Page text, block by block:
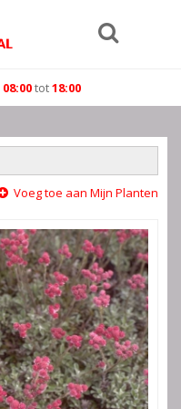
08:00tot18:00
Voeg toe aan Mijn Planten